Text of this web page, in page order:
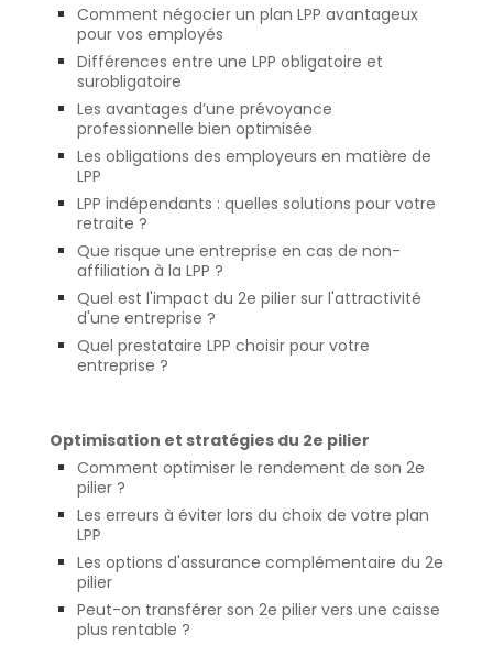
Comment négocier un plan LPP avantageux
pour vos employés
Différences entre une LPP obligatoire et
surobligatoire
Les avantages d’une prévoyance
professionnelle bien optimisée
Les obligations des employeurs en matière de
LPP
LPP indépendants : quelles solutions pour votre
retraite ?
Que risque une entreprise en cas de non-
affiliation à la LPP ?
Quel est l'impact du 2e pilier sur l'attractivité
d'une entreprise ?
Quel prestataire LPP choisir pour votre
entreprise ?
Optimisation et stratégies du 2e pilier
Comment optimiser le rendement de son 2e
pilier ?
Les erreurs à éviter lors du choix de votre plan
LPP
Les options d'assurance complémentaire du 2e
pilier
Peut-on transférer son 2e pilier vers une caisse
plus rentable ?